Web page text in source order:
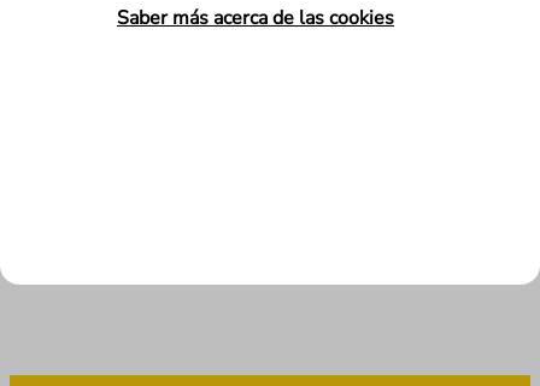
Saber más acerca de las cookies
¿Qué es el algoritmo Google MUM?